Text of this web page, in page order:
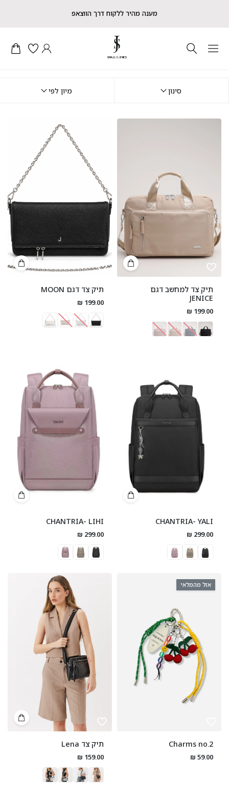
מענה מהיר ללקוח דרך הווצאפ
סינון מיון לפי
תיק צד למחשב דגם
JENICE
199.00 ₪
תיק צד דגם MOON
199.00 ₪
CHANTRIA- YALI
299.00 ₪
CHANTRIA- LIHI
299.00 ₪
אזל מהמלאי
Charms no.2
59.00 ₪
תיק צד Lena
159.00 ₪